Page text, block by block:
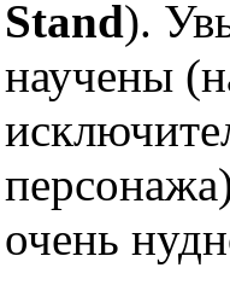
Stand).
научены
очень